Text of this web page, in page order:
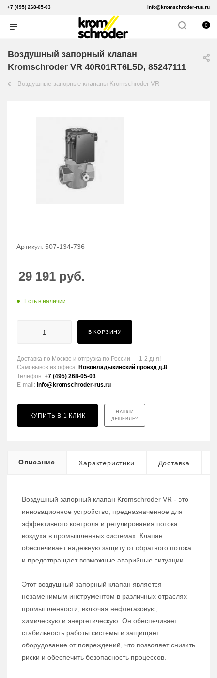
+7 (495) 268-05-03 info@kromschroder-rus.ru
0
Воздушный запорный клапан
Kromschroder VR 40R01RT6L5D, 85247111
Воздушные запорные клапаны Kromschroder VR
Артикул: 507-134-736
29 191 руб.
Есть в наличии
В КОРЗИНУ
Доставка по Москве и отгрузка по России — 1-2 дня!
Самовывоз из офиса: Нововладыкинский проезд д.8
Телефон: +7 (495) 268-05-03
E-mail: info@kromschroder-rus.ru
КУПИТЬ В 1 КЛИК
НАШЛИ
ДЕШЕВЛЕ?
Описание Характеристики Доставка
Воздушный запорный клапан Kromschroder VR - это
инновационное устройство, предназначенное для
эффективного контроля и регулирования потока
воздуха в промышленных системах. Клапан
обеспечивает надежную защиту от обратного потока
и предотвращает возможные аварийные ситуации.
Этот воздушный запорный клапан является
незаменимым инструментом в различных отраслях
промышленности, включая нефтегазовую,
химическую и энергетическую. Он обеспечивает
стабильность работы системы и защищает
оборудование от повреждений, что позволяет снизить
риски и обеспечить безопасность процессов.